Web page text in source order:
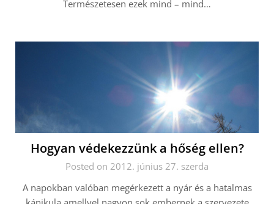
Természetesen ezek mind – mind…
Hogyan védekezzünk a hőség ellen?
Posted on 2012. június 27. szerda
A napokban valóban megérkezett a nyár és a hatalmas